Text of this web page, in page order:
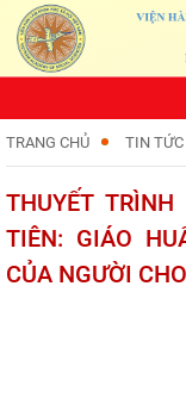
TRANG CHỦ TIN TỨC
THUYẾT
TIÊN: GIÁO
CỦA NGƯỜI